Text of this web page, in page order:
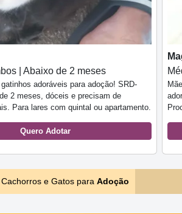
| Abaixo de 2 meses
adoráveis para adoção! SRD-
2 meses, dóceis e precisam de
Para lares com quintal ou apartamento.
Quero Adotar
e Gatos para Adoção